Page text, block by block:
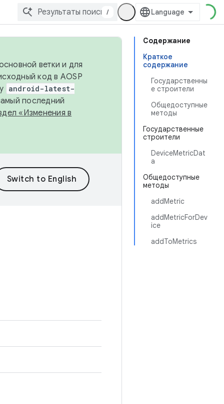
/
Содержание
Краткое
содержание
Государственны
е строители
Общедоступные
методы
Государственные
строители
DeviceMetricDat
a
Общедоступные
методы
addMetric
addMetricForDev
ice
addToMetrics
ветки и для
код в AOSP
android-latest-
последний
«Изменения в